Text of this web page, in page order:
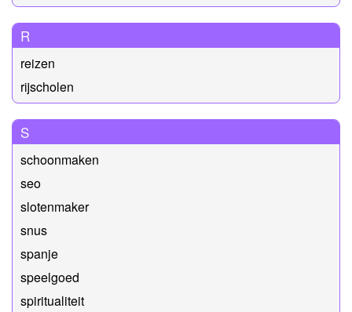
R
reizen
rijscholen
S
schoonmaken
seo
slotenmaker
snus
spanje
speelgoed
spiritualiteit